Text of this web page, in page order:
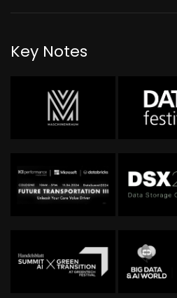
Key Notes